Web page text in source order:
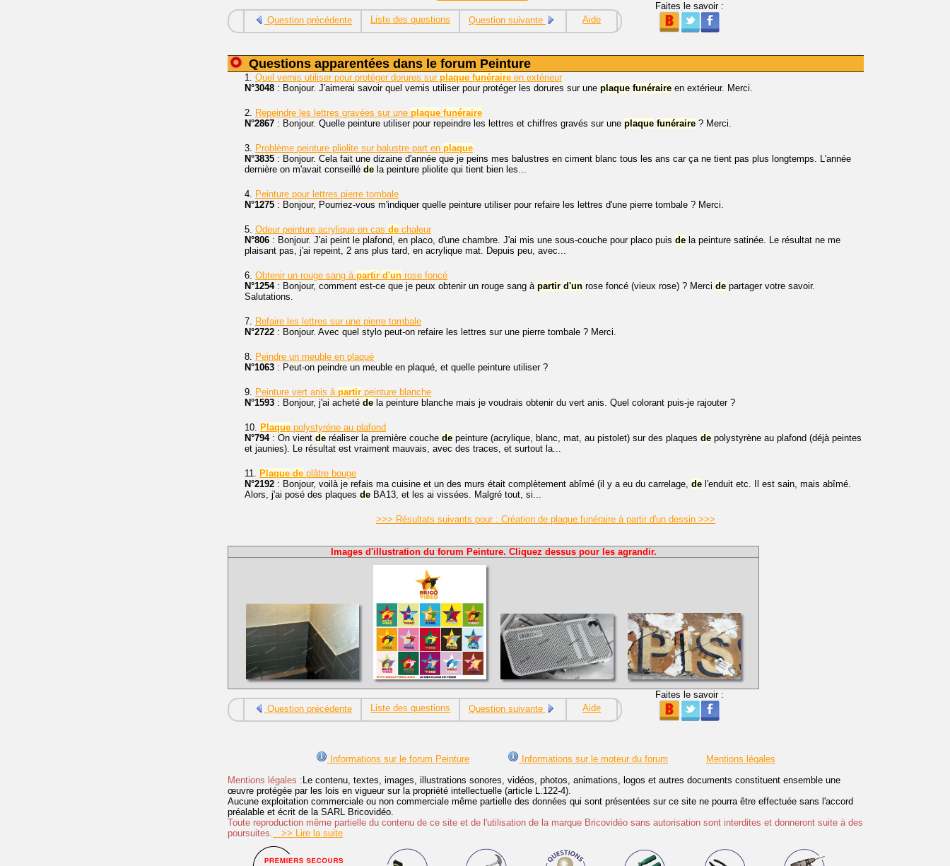
Question précédente Liste des questions Question suivante Aide
Faites le savoir :
Questions apparentées dans le forum Peinture
1. Quel vernis utiliser pour protéger dorures sur plaque funéraire en extérieur
N°3048 : Bonjour. J'aimerai savoir quel vernis utiliser pour protéger les dorures sur une plaque funéraire en extérieur. Merci.
2. Repeindre les lettres gravées sur une plaque funéraire
N°2867 : Bonjour. Quelle peinture utiliser pour repeindre les lettres et chiffres gravés sur une plaque funéraire ? Merci.
3. Problème peinture pliolite sur balustre part en plaque
N°3835 : Bonjour. Cela fait une dizaine d'année que je peins mes balustres en ciment blanc tous les ans car ça ne tient pas plus longtemps. L'année
dernière on m'avait conseillé de la peinture pliolite qui tient bien les...
4. Peinture pour lettres pierre tombale
N°1275 : Bonjour, Pourriez-vous m'indiquer quelle peinture utiliser pour refaire les lettres d'une pierre tombale ? Merci.
5. Odeur peinture acrylique en cas de chaleur
N°806 : Bonjour. J'ai peint le plafond, en placo, d'une chambre. J'ai mis une sous-couche pour placo puis de la peinture satinée. Le résultat ne me
plaisant pas, j'ai repeint, 2 ans plus tard, en acrylique mat. Depuis peu, avec...
6. Obtenir un rouge sang à partir d'un rose foncé
N°1254: Bonjour, comment est-ce que je peux obtenir un rouge sang à partir d'un rose foncé (vieux rose) ? Merci de partager votre savoir.
Salutations.
7. Refaire les lettres sur une pierre tombale
N°2722 : Bonjour. Avec quel stylo peut-on refaire les lettres sur une pierre tombale ? Merci.
8. Peindre un meuble en plaqué
N°1063 : Peut-on peindre un meuble en plaqué, et quelle peinture utiliser ?
9. Peinture vert anis à partir peinture blanche
N°1593 : Bonjour, j'ai acheté de la peinture blanche mais je voudrais obtenir du vert anis. Quel colorant puis-je rajouter ?
10. Plaque polystyrène au plafond
N°794: On vient de réaliser la première couche de peinture (acrylique, blanc, mat, au pistolet) sur des plaques de polystyrène au plafond (déjà peintes
et jaunies). Le résultat est vraiment mauvais, avec des traces, et surtout la...
11. Plaque de plâtre bouge
N°2192 : Bonjour, voilà je refais ma cuisine et un des murs était complètement abîmé (il y a eu du carrelage, de l'enduit etc. Il est sain, mais abîmé.
Alors, j'ai posé des plaques de BA13, et les ai vissées. Malgré tout, si...
>>> Résultats suivants pour : Création de plaque funéraire à partir d'un dessin >>>
Images d'illustration du forum Peinture. Cliquez dessus pour les agrandir.
Question précédente Liste des questions Question suivante Aide
Faites le savoir :
Informations sur le forum Peinture Informations sur le moteur du forum
Mentions légales
Mentions légales :Le contenu, textes, images, illustrations sonores, vidéos, photos, animations, logos et autres documents constituent ensemble une
œuvre protégée par les lois en vigueur sur la propriété intellectuelle (article L.122-4).
Aucune exploitation commerciale ou non commerciale même partielle des données qui sont présentées sur ce site ne pourra être effectuée sans l'accord
préalable et écrit de la SARL Bricovidéo.
Toute reproduction même partielle du contenu de ce site et de l'utilisation de la marque Bricovidéo sans autorisation sont interdites et donneront suite à des
poursuites.
>> Lire la suite